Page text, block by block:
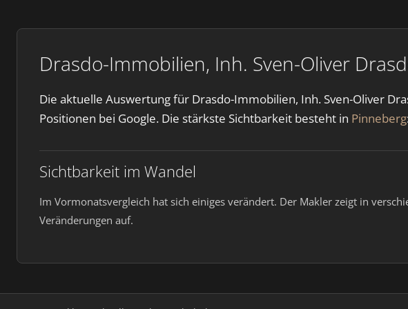
Drasdo-Immobilien, Inh. Sven-Oliver
Die aktuelle Auswertung für Drasdo-Immobilien, Inh. Sven-Oliver
Positionen bei Google. Die stärkste Sichtbarkeit besteht in Pinneberg
Sichtbarkeit im Wandel
Im Vormonatsvergleich hat sich einiges verändert. Der Makler zeigt in
Veränderungen auf.